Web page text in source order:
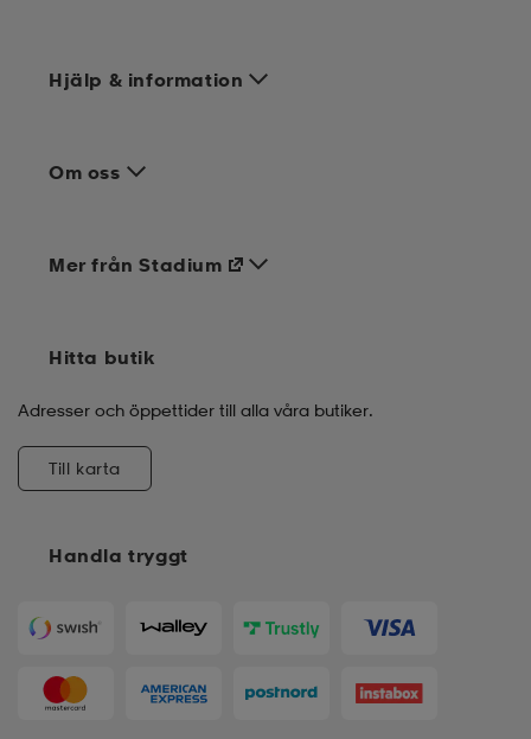
Hjälp & information
Om oss
Handla tryggt
Mer från Stadium
Hitta butik
Adresser och öppettider till alla våra butiker.
Till karta